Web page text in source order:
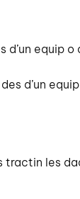
d’un
d’un
les